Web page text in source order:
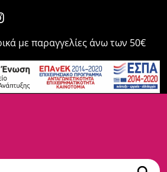
με παραγγελίες άνω των 50€